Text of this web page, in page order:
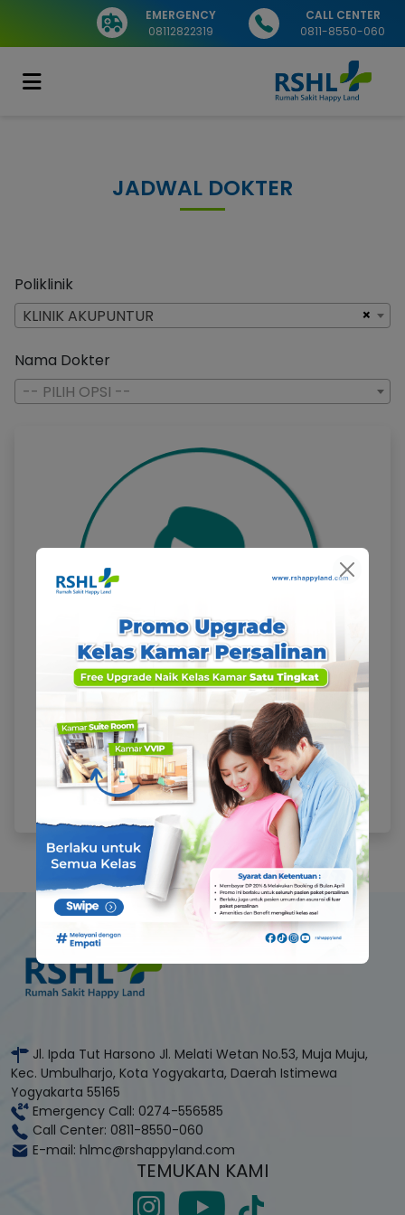
EMERGENCY
08112822319
CALL CENTER
0811-8550-060
JADWAL DOKTER
Poliklinik
×
KLINIK AKUPUNTUR
Nama Dokter
-- PILIH OPSI --
dr. Eva Rusiene
KLINIK AKUPUNTUR
Jl. Ipda Tut Harsono Jl. Melati Wetan No.53, Muja Muju,
Kec. Umbulharjo, Kota Yogyakarta, Daerah Istimewa
Yogyakarta 55165
Emergency Call: 0274-556585
Call Center: 0811-8550-060
E-mail: hlmc@rshappyland.com
TEMUKAN KAMI